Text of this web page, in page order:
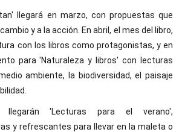
llegará en marzo, con propuestas que
y a la acción. En abril, el mes del libro,
con los libros como protagonistas, y en
para 'Naturaleza y libros' con lecturas
ambiente, la biodiversidad, el paisaje
llegarán 'Lecturas para el verano',
y refrescantes para llevar en la maleta o